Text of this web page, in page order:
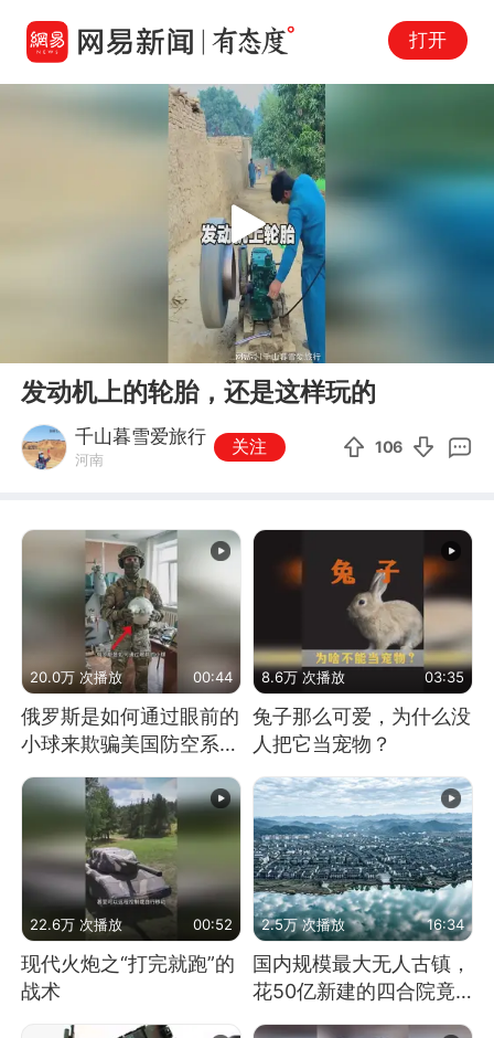
打开
Play
发动机上的轮胎，还是这样玩的
千山暮雪爱旅行
河南
关注 106
20.0万 次播放 00:44
俄罗斯是如何通过眼前的
小球来欺骗美国防空系统
的
8.6万 次播放 03:35
兔子那么可爱，为什么没
人把它当宠物？
22.6万 次播放 00:52
现代火炮之“打完就跑”的
战术
2.5万 次播放 16:34
国内规模最大无人古镇，
花50亿新建的四合院竟